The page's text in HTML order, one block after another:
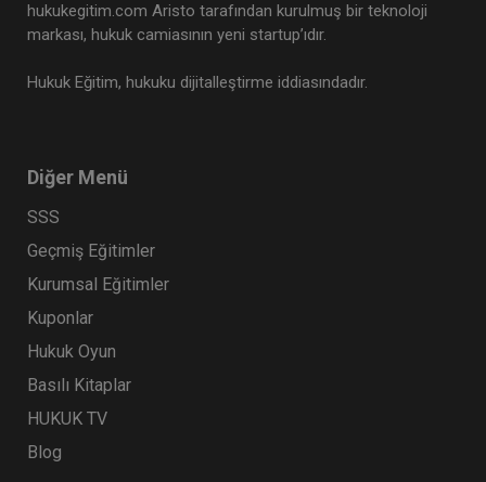
hukukegitim.com Aristo tarafından kurulmuş bir teknoloji
markası, hukuk camiasının yeni startup’ıdır.
Hukuk Eğitim, hukuku dijitalleştirme iddiasındadır.
Diğer Menü
SSS
Geçmiş Eğitimler
Kurumsal Eğitimler
Kuponlar
Hukuk Oyun
Basılı Kitaplar
HUKUK TV
Blog